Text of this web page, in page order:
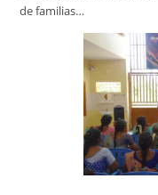
de familias…